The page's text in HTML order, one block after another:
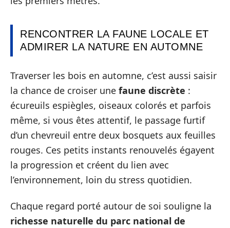
RENCONTRER LA FAUNE LOCALE ET
ADMIRER LA NATURE EN AUTOMNE
Traverser les bois en automne, c’est aussi saisir
la chance de croiser une faune discrète :
écureuils espiègles, oiseaux colorés et parfois
même, si vous êtes attentif, le passage furtif
d’un chevreuil entre deux bosquets aux feuilles
rouges. Ces petits instants renouvelés égayent
la progression et créent du lien avec
l’environnement, loin du stress quotidien.
Chaque regard porté autour de soi souligne la
richesse naturelle du parc national de